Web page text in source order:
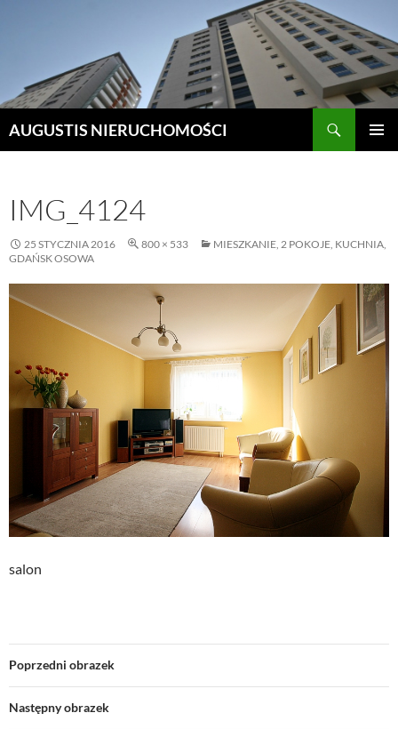
AUGUSTIS NIERUCHOMOŚCI
IMG_4124
25 STYCZNIA 2016 800 × 533
MIESZKANIE, 2 POKOJE, KUCHNIA,
GDAŃSK OSOWA
salon
Poprzedni obrazek
Następny obrazek